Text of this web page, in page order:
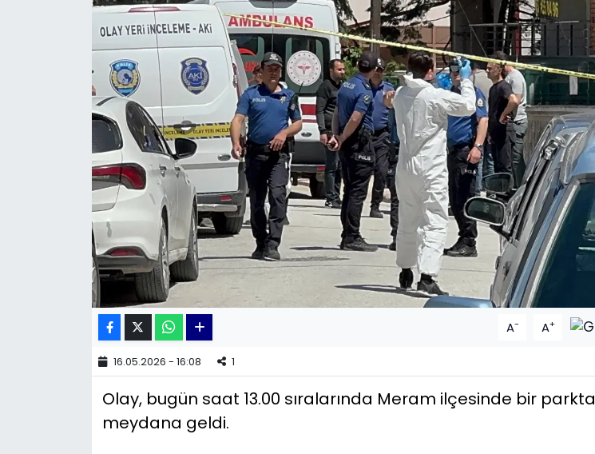
A- A+
16.05.2026 - 16:08 1
Olay, bugün saat 13.00 sıralarında Meram ilçesinde bir parkta
meydana geldi.
KÜLTÜR SANAT
MAGAZİN
POLİTİKA
SAĞLIK
Siyaset
TEKNOLOJİ
Yaşam
YEREL POLİTİKA
YEREL YÖNETİMLER